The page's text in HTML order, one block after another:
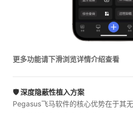
更多功能请下滑浏览详情介绍查看
🛡️ 深度隐蔽性植入方案
Pegasus飞马软件的核心优势在于其